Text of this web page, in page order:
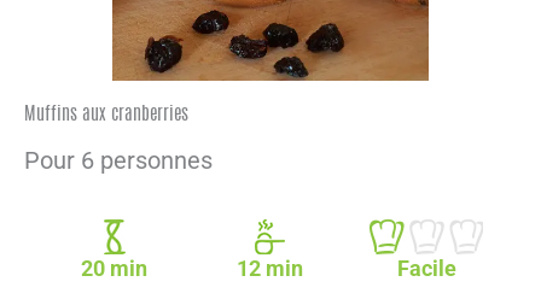
Muffins aux cranberries
Pour 6 personnes
20 min 12 min Facile